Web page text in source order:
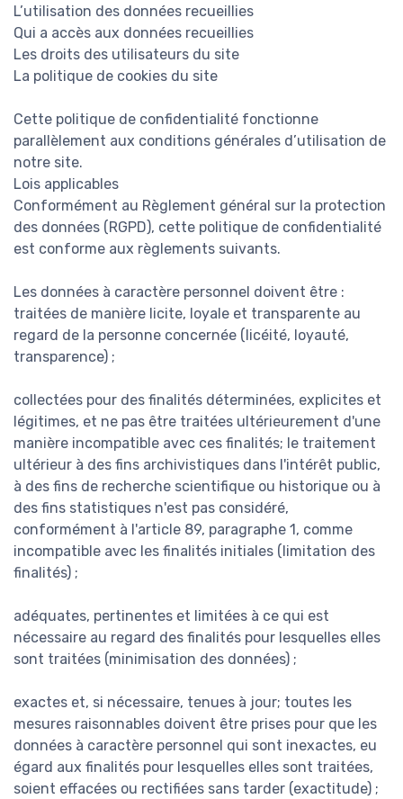
L’utilisation des données recueillies
Qui a accès aux données recueillies
Les droits des utilisateurs du site
La politique de cookies du site
Cette politique de confidentialité fonctionne
parallèlement aux conditions générales d’utilisation de
notre site.
Lois applicables
Conformément au Règlement général sur la protection
des données (RGPD), cette politique de confidentialité
est conforme aux règlements suivants.
Les données à caractère personnel doivent être :
traitées de manière licite, loyale et transparente au
regard de la personne concernée (licéité, loyauté,
transparence) ;
collectées pour des finalités déterminées, explicites et
légitimes, et ne pas être traitées ultérieurement d'une
manière incompatible avec ces finalités; le traitement
ultérieur à des fins archivistiques dans l'intérêt public,
à des fins de recherche scientifique ou historique ou à
des fins statistiques n'est pas considéré,
conformément à l'article 89, paragraphe 1, comme
incompatible avec les finalités initiales (limitation des
finalités) ;
adéquates, pertinentes et limitées à ce qui est
nécessaire au regard des finalités pour lesquelles elles
sont traitées (minimisation des données) ;
exactes et, si nécessaire, tenues à jour; toutes les
mesures raisonnables doivent être prises pour que les
données à caractère personnel qui sont inexactes, eu
égard aux finalités pour lesquelles elles sont traitées,
soient effacées ou rectifiées sans tarder (exactitude) ;